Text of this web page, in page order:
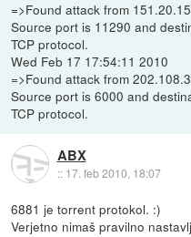
=>Found attack from
Source port is 11290 and
TCP protocol.
Wed Feb 17 17:54:11 2010
=>Found attack from
Source port is 6000 and
TCP protocol.
ABX
:: 17. feb 2010, 18:07
6881 je torrent protokol. :)
Verjetno nimaš pravilno